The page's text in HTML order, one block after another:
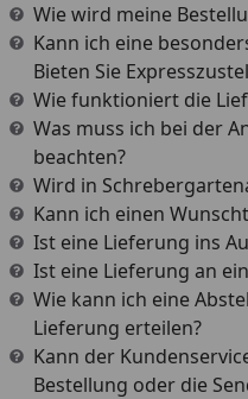
Wie wird meine
Kann ich eine
Bieten Sie
Wie funktioniert die
Was muss ich bei der
beachten?
Wird in
Kann ich einen
Ist eine Lieferung ins
Ist eine Lieferung an
Wie kann ich eine
Lieferung erteilen?
Kann der
Bestellung oder die